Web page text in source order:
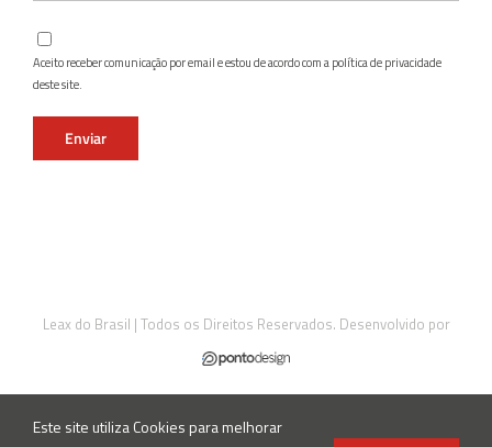
Aceito receber comunicação por email e estou de acordo com a política de privacidade
deste site.
Leax do Brasil | Todos os Direitos Reservados. Desenvolvido por
InstagramFacebookLinkedIn
Este site utiliza Cookies para melhorar